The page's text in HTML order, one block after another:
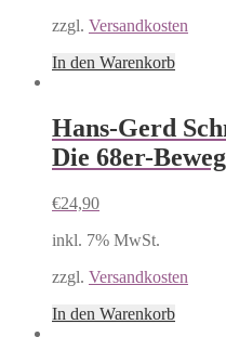
zzgl. Versandkosten
In den Warenkorb
Hans-Gerd
Die 68er-
€24,90
inkl. 7% MwSt.
zzgl. Versandkosten
In den Warenkorb